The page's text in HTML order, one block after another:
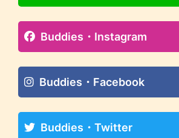
Buddies・Instagram
Buddies・Facebook
Buddies・Twitter